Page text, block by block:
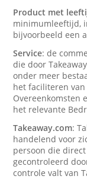
Product met
minimumleeftijd,
bijvoorbeeld een
Service: de
die door
onder meer
het faciliteren
Overeenkomsten
het relevante
Takeaway.com:
handelend voor
persoon die
gecontroleerd
controle valt van